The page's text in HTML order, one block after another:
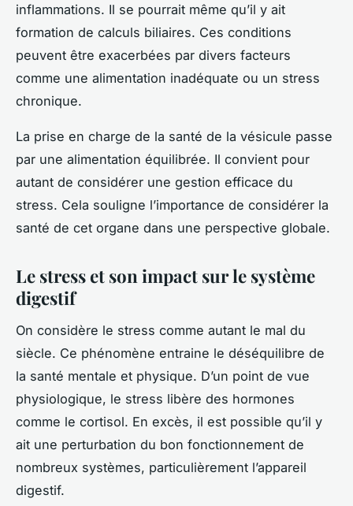
inflammations. Il se pourrait même qu’il y ait
formation de calculs biliaires. Ces conditions
peuvent être exacerbées par divers facteurs
comme une alimentation inadéquate ou un stress
chronique.
La prise en charge de la santé de la vésicule passe
par une alimentation équilibrée. Il convient pour
autant de considérer une gestion efficace du
stress. Cela souligne l’importance de considérer la
santé de cet organe dans une perspective globale.
Le stress et son impact sur le système
digestif
On considère le stress comme autant le mal du
siècle. Ce phénomène entraine le déséquilibre de
la santé mentale et physique. D’un point de vue
physiologique, le stress libère des hormones
comme le cortisol. En excès, il est possible qu’il y
ait une perturbation du bon fonctionnement de
nombreux systèmes, particulièrement l’appareil
digestif.